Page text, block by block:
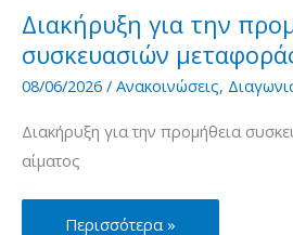
Προεδρικό
Μέγαρο»
Διακήρυξη για την
συσκευασιών
08/06/2026 / Ανακοινώσεις,
Διακήρυξη για την προμήθεια
αίματος
Διακήρυξη
Περισσότερα »